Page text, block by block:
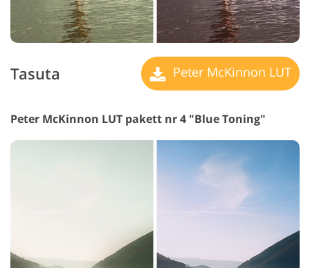
Tasuta Peter McKinnon LUT
Peter McKinnon LUT pakett nr 4 "Blue Toning"